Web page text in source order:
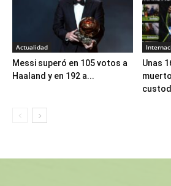
Actualidad
Messi superó en 105 votos a
Haaland y en 192 a...
Unas